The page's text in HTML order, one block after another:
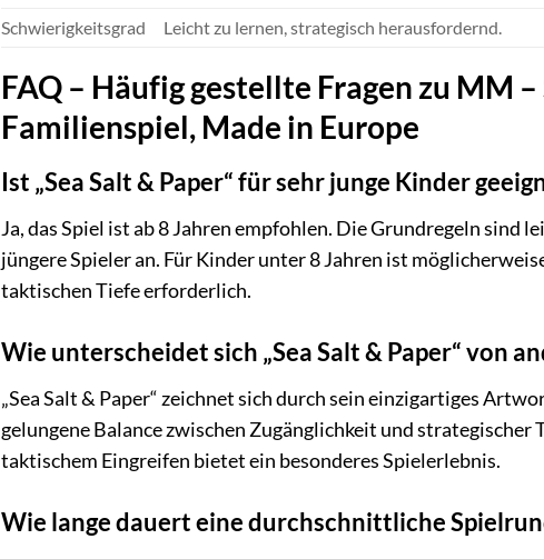
Schwierigkeitsgrad
Leicht zu lernen, strategisch herausfordernd.
FAQ – Häufig gestellte Fragen zu MM –
Familienspiel, Made in Europe
Ist „Sea Salt & Paper“ für sehr junge Kinder
Ja, das Spiel ist ab 8 Jahren empfohlen. Die Grundregeln sind
jüngere Spieler an. Für Kinder unter 8 Jahren ist
taktischen Tiefe erforderlich.
Wie unterscheidet sich „Sea Salt & Paper“ von
„Sea Salt & Paper“ zeichnet sich durch sein einzigartiges
gelungene Balance zwischen Zugänglichkeit und
taktischem Eingreifen bietet ein besonderes Spielerlebnis.
Wie lange dauert eine durchschnittliche